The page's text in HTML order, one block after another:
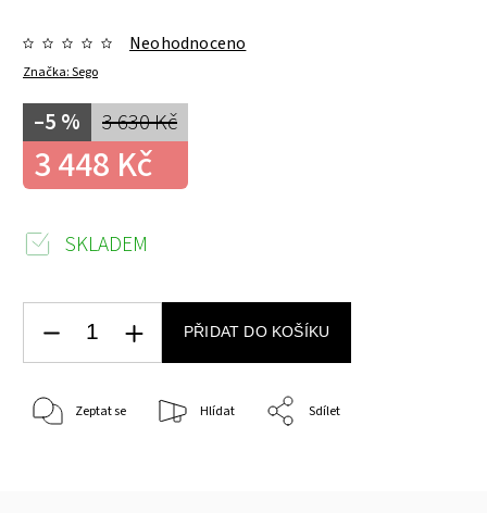
Značka:Sego
Neohodnoceno
3 630 Kč
–5 %
3 448 Kč
SKLADEM
PŘIDAT DO KOŠÍKU
Zeptat se Hlídat Sdílet